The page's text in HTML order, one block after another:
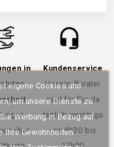
eigene Cookies und
um unsere Dienste zu
Werbung in Bezug auf
Ihre Gewohnheiten
in
über
Kundenservice
Unsere Berater
sind für Sie da
täglich werktags
von 8h30 bis